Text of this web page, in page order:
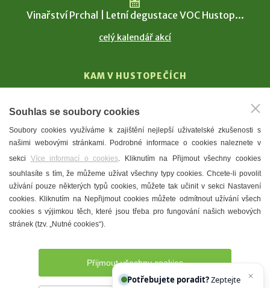
Vinařství Prchal | Letní degustace VOC Hustop...
celý kalendář akcí
KAM V HUSTOPEČÍCH
T. G. Masaryk
Mandloně
Ubytování
Restaurace
Městské muzeum a galerie
Denní meníčka
Souhlas se soubory cookies
Soubory cookies využíváme k zajištění nejlepší uživatelské zkušenosti s
našimi webovými stránkami. Podrobné informace o cookies naleznete v
sekci Více informací o cookies. Kliknutím na Přijmout všechny cookies
souhlasíte s tím, že můžeme užívat všechny typy cookies. Chcete-li povolit
užívání pouze některých typů cookies, můžete tak učinit v sekci Nastavení
cookies. Kliknutím na Nepřijmout cookies můžete odmítnout užívání všech
cookies s výjimkou těch, které jsou třeba pro fungování našich webových
stránek (tzv. „Nutné cookies“).
Přijmout všechny cookies
Potřebujete poradit?Zeptejte se našeho asi